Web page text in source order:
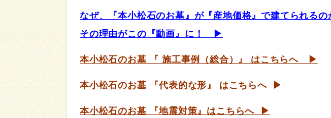
なぜ、
『本小松石のお墓』が『産地価格』で建てられるの
その理由がこの『動画』に！
▶
本小松石のお墓 『 施工事例（総合）』 はこちらへ ▶
本小松石のお墓 『代表的な形』 はこちらへ ▶
本小松石のお墓 『地震対策』はこちらへ ▶